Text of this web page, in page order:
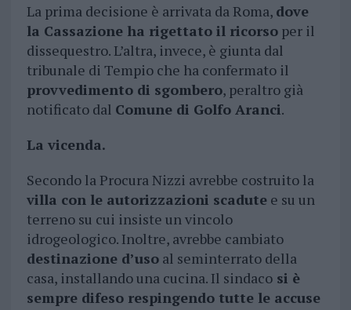
La prima decisione è arrivata da Roma, dove
la Cassazione ha rigettato il ricorsoper il
dissequestro. L’altra, invece, è giunta dal
tribunale di Tempio che ha confermato il
provvedimento di sgombero, peraltro già
notificato dal Comune di Golfo Aranci.
La vicenda.
Secondo la Procura Nizzi avrebbe costruito la
villa con le autorizzazioni scadutee su un
terreno su cui insiste un vincolo
idrogeologico. Inoltre, avrebbe cambiato
destinazione d’usoal seminterrato della
casa, installando una cucina. Il sindacosi è
sempre difeso respingendo tutte le accuse